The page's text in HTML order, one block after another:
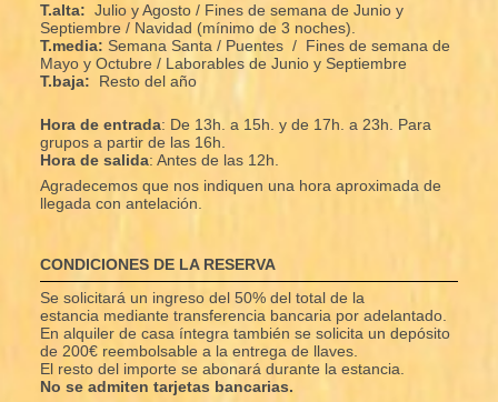
T.alta: Julio y Agosto / Fines de semana de Junio y
Septiembre / Navidad (mínimo de 3 noches).
T.media: Semana Santa / Puentes / Fines de semana de
Mayo y Octubre / Laborables de Junio y Septiembre
T.baja: Resto del año
Hora de entrada: De 13h. a 15h. y de 17h. a 23h. Para
grupos a partir de las 16h.
Hora de salida: Antes de las 12h.
Agradecemos que nos indiquen una hora aproximada de
llegada con antelación.
CONDICIONES DE LA RESERVA
Se solicitará un ingreso del 50% del total de la
estancia mediante transferencia bancaria por adelantado.
En alquiler de casa íntegra también se solicita un depósito
de 200€ reembolsable a la entrega de llaves.
El resto del importe se abonará durante la estancia.
No se admiten tarjetas bancarias.